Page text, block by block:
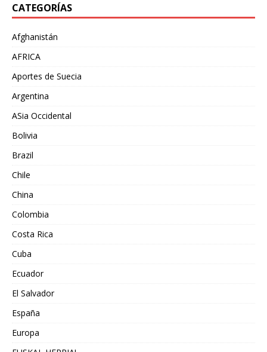
CATEGORÍAS
Afghanistán
AFRICA
Aportes de Suecia
Argentina
ASia Occidental
Bolivia
Brazil
Chile
China
Colombia
Costa Rica
Cuba
Ecuador
El Salvador
España
Europa